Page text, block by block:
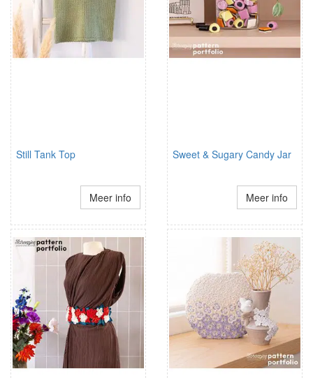
Still Tank Top
Meer info
Sweet & Sugary Candy Jar
Meer info